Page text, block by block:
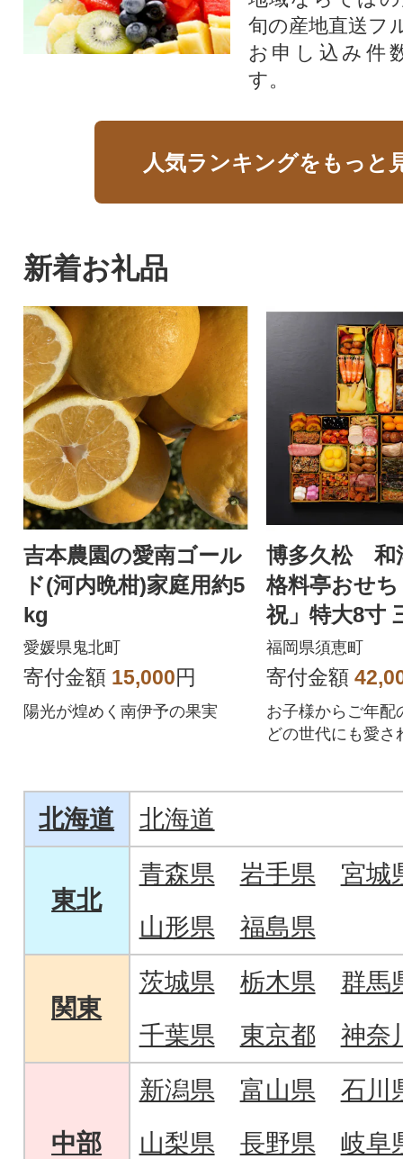
旬の産地直送フ
お申し込み件
す。
人気ランキングをもっと
新着お礼品
吉本農園の愛南ゴール
ド(河内晩柑)家庭用約5
kg
愛媛県鬼北町
寄付金額 15,000円
陽光が煌めく南伊予の果実
博多久松 和
格料亭おせち
祝」特大8寸
福岡県須恵町
寄付金額
お子様からご年配
どの世代にも愛さ
北海道 北海道
東北
青森県 岩手県
宮城
山形県
福島県
関東
茨城県 栃木県
群馬
千葉県
東京都 神奈
中部
新潟県 富山県
石川
山梨県
長野県
岐阜